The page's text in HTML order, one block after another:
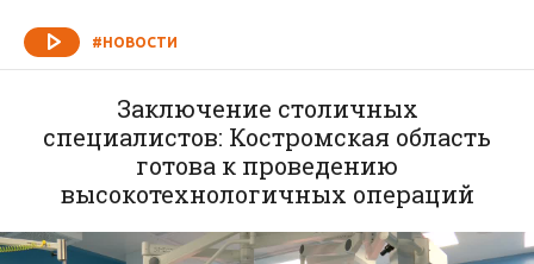
#НОВОСТИ
Заключение столичных
специалистов: Костромская область
готова к проведению
высокотехнологичных операций